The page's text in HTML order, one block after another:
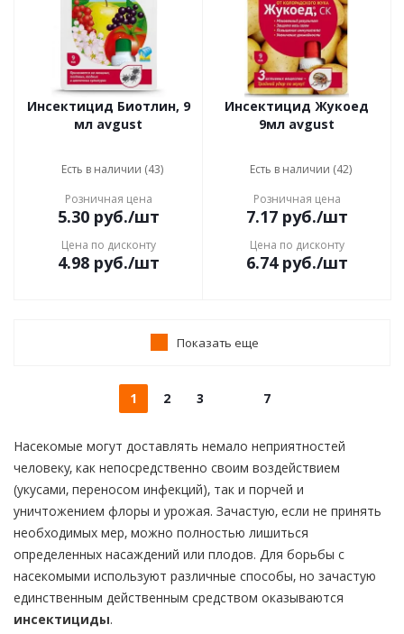
Инсектицид Биотлин, 9
мл avgust
Есть в наличии (43)
Розничная цена
5.30руб./шт
Цена по дисконту
4.98руб./шт
Инсектицид Жукоед
9мл avgust
Есть в наличии (42)
Розничная цена
7.17руб./шт
Цена по дисконту
6.74руб./шт
Показать еще
1 2 3 7
Насекомые могут доставлять немало неприятностей
человеку, как непосредственно своим воздействием
(укусами, переносом инфекций), так и порчей и
уничтожением флоры и урожая. Зачастую, если не принять
необходимых мер, можно полностью лишиться
определенных насаждений или плодов. Для борьбы с
насекомыми используют различные способы, но зачастую
единственным действенным средством оказываются
инсектициды.